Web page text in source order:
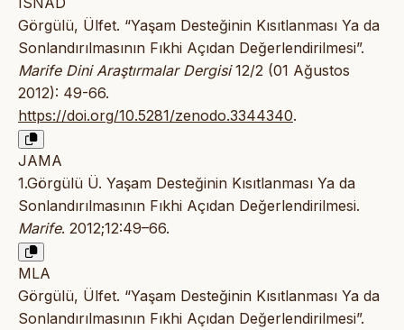
Görgülü, Ülfet. “Yaşam Desteğinin Kısıtlanması Ya da
Sonlandırılmasının Fıkhi Açıdan Değerlendirilmesi”.
Marife Dini Araştırmalar Dergisi12/2 (01 Ağustos
2012): 49-66.
https://doi.org/10.5281/zenodo.3344340.
JAMA
1.Görgülü Ü. Yaşam Desteğinin Kısıtlanması Ya da
Sonlandırılmasının Fıkhi Açıdan Değerlendirilmesi.
Marife. 2012;12:49–66.
MLA
Görgülü, Ülfet. “Yaşam Desteğinin Kısıtlanması Ya da
Sonlandırılmasının Fıkhi Açıdan Değerlendirilmesi”.